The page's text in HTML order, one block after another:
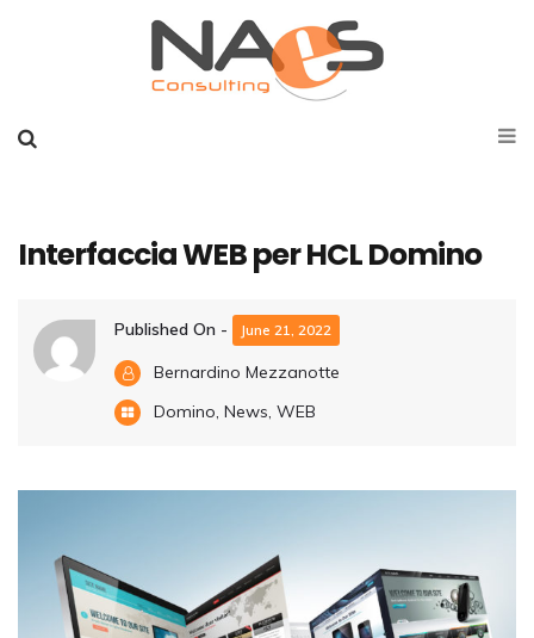
Interfaccia WEB per HCL Domino
Published On - June 21, 2022
Bernardino Mezzanotte
Domino, News, WEB